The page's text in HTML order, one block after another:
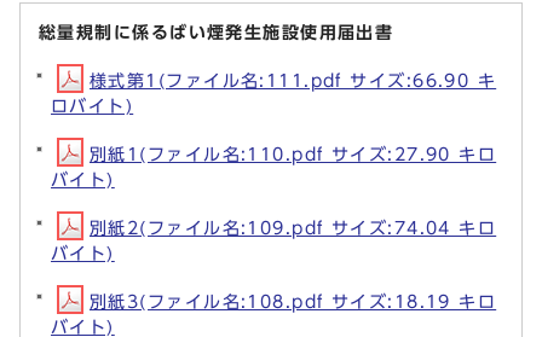
総量規制に係るばい煙発生施設使用届出書
様式第1(ファイル名:111.pdf サイズ:66.90 キ
ロバイト)
別紙1(ファイル名:110.pdf サイズ:27.90 キロ
バイト)
別紙2(ファイル名:109.pdf サイズ:74.04 キロ
バイト)
別紙3(ファイル名:108.pdf サイズ:18.19 キロ
バイト)